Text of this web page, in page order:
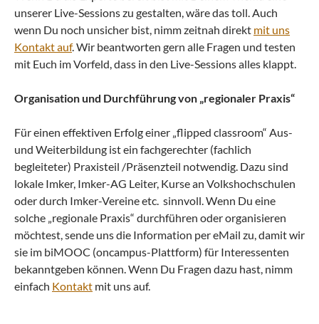
unserer Live-Sessions zu gestalten, wäre das toll. Auch
wenn Du noch unsicher bist, nimm zeitnah direkt mit uns
Kontakt auf. Wir beantworten gern alle Fragen und testen
mit Euch im Vorfeld, dass in den Live-Sessions alles klappt.
Organisation und Durchführung von „regionaler Praxis“
Für einen effektiven Erfolg einer „flipped classroom“ Aus-
und Weiterbildung ist ein fachgerechter (fachlich
begleiteter) Praxisteil /Präsenzteil notwendig. Dazu sind
lokale Imker, Imker-AG Leiter, Kurse an Volkshochschulen
oder durch Imker-Vereine etc. sinnvoll. Wenn Du eine
solche „regionale Praxis“ durchführen oder organisieren
möchtest, sende uns die Information per eMail zu, damit wir
sie im biMOOC (oncampus-Plattform) für Interessenten
bekanntgeben können. Wenn Du Fragen dazu hast, nimm
einfach Kontakt mit uns auf.